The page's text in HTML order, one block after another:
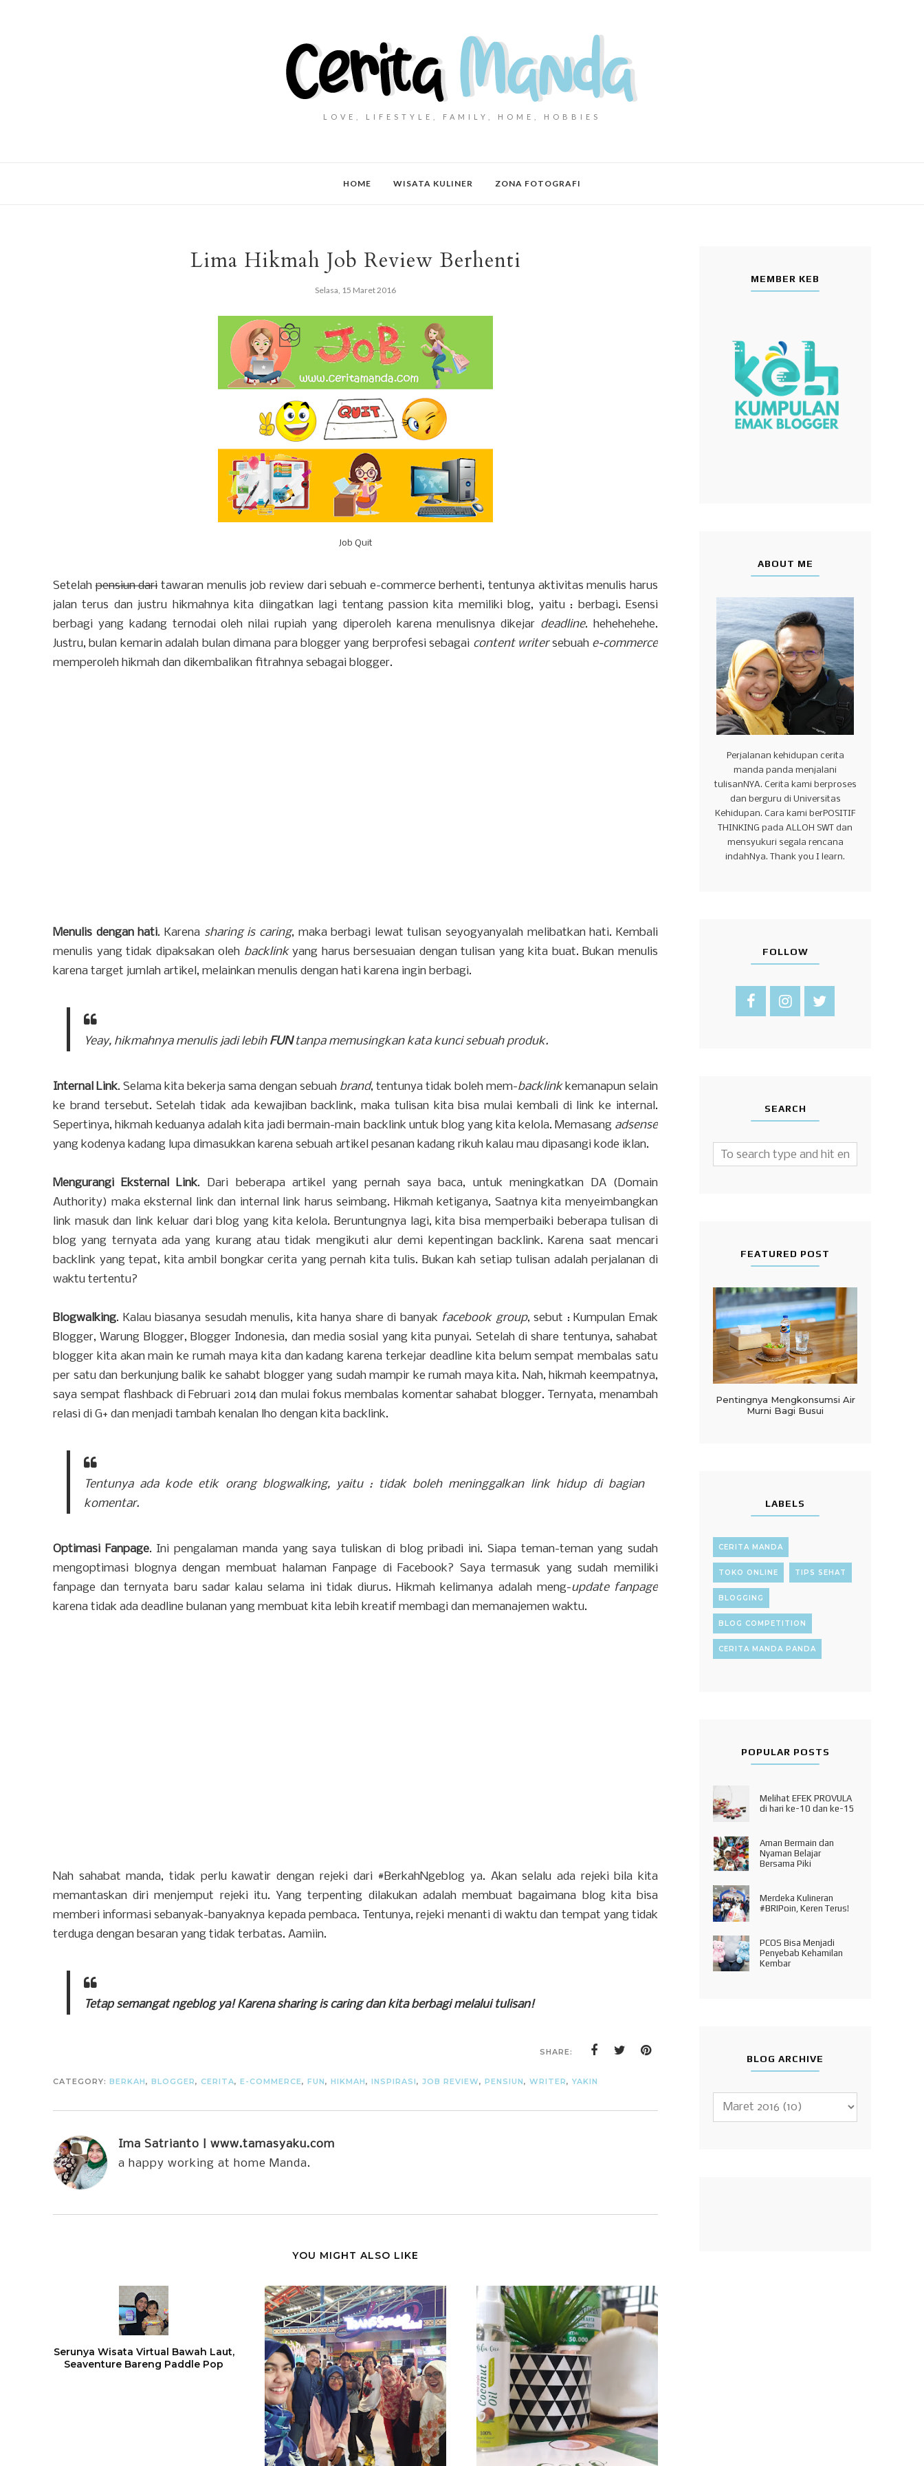
LOVE, LIFESTYLE, FAMILY, HOME, HOBBIES
HOME WISATA KULINER ZONA FOTOGRAFI
Lima Hikmah Job Review Berhenti
Selasa, 15 Maret 2016
Job Quit
Setelahpensiun daritawaran menulis job review dari sebuah e-commerce berhenti, tentunya aktivitas menulis harus
jalan terus dan justru hikmahnya kita diingatkan lagi tentang passion kita memiliki blog, yaitu : berbagi. Esensi
berbagi yang kadang ternodai oleh nilai rupiah yang diperoleh karena menulisnya dikejar deadline. hehehehehe.
Justru, bulan kemarin adalah bulan dimana para blogger yang berprofesi sebagai content writersebuah e-commerce
memperoleh hikmah dan dikembalikan fitrahnya sebagai blogger.
Menulis dengan hati. Karena sharing is caring, maka berbagi lewat tulisan seyogyanyalah melibatkan hati. Kembali
menulis yang tidak dipaksakan oleh backlinkyang harus bersesuaian dengan tulisan yang kita buat. Bukan menulis
karena target jumlah artikel, melainkan menulis dengan hati karena ingin berbagi.
Yeay, hikmahnya menulis jadi lebih FUNtanpa memusingkan kata kunci sebuah produk.
Internal Link. Selama kita bekerja sama dengan sebuah brand, tentunya tidak boleh mem-backlinkkemanapun selain
ke brand tersebut. Setelah tidak ada kewajiban backlink, maka tulisan kita bisa mulai kembali di link ke internal.
Sepertinya, hikmah keduanya adalah kita jadi bermain-main backlink untuk blog yang kita kelola. Memasang adsense
yang kodenya kadang lupa dimasukkan karena sebuah artikel pesanan kadang rikuh kalau mau dipasangi kode iklan.
Mengurangi Eksternal Link. Dari beberapa artikel yang pernah saya baca, untuk meningkatkan DA (Domain
Authority) maka eksternal link dan internal link harus seimbang. Hikmah ketiganya, Saatnya kita menyeimbangkan
link masuk dan link keluar dari blog yang kita kelola. Beruntungnya lagi, kita bisa memperbaiki beberapa tulisan di
blog yang ternyata ada yang kurang atau tidak mengikuti alur demi kepentingan backlink. Karena saat mencari
backlink yang tepat, kita ambil bongkar cerita yang pernah kita tulis. Bukan kah setiap tulisan adalah perjalanan di
waktu tertentu?
Blogwalking. Kalau biasanya sesudah menulis, kita hanya share di banyak facebook group, sebut : Kumpulan Emak
Blogger, Warung Blogger, Blogger Indonesia, dan media sosial yang kita punyai. Setelah di share tentunya, sahabat
blogger kita akan main ke rumah maya kita dan kadang karena terkejar deadline kita belum sempat membalas satu
per satu dan berkunjung balik ke sahabt blogger yang sudah mampir ke rumah maya kita. Nah, hikmah keempatnya,
saya sempat flashback di Februari 2014 dan mulai fokus membalas komentar sahabat blogger. Ternyata, menambah
relasi di G+ dan menjadi tambah kenalan lho dengan kita backlink.
Tentunya ada kode etik orang blogwalking, yaitu : tidak boleh meninggalkan link hidup di bagian
komentar.
Optimasi Fanpage. Ini pengalaman manda yang saya tuliskan di blog pribadi ini. Siapa teman-teman yang sudah
mengoptimasi blognya dengan membuat halaman Fanpage di Facebook? Saya termasuk yang sudah memiliki
fanpage dan ternyata baru sadar kalau selama ini tidak diurus. Hikmah kelimanya adalah meng-update fanpage
karena tidak ada deadline bulanan yang membuat kita lebih kreatif membagi dan memanajemen waktu.
Nah sahabat manda, tidak perlu kawatir dengan rejeki dari #BerkahNgeblog ya. Akan selalu ada rejeki bila kita
memantaskan diri menjemput rejeki itu. Yang terpenting dilakukan adalah membuat bagaimana blog kita bisa
memberi informasi sebanyak-banyaknya kepada pembaca. Tentunya, rejeki menanti di waktu dan tempat yang tidak
terduga dengan besaran yang tidak terbatas. Aamiin.
Tetap semangat ngeblog ya! Karena sharing is caring dan kita berbagi melalui tulisan!
SHARE:
CATEGORY: BERKAH, BLOGGER, CERITA, E-COMMERCE, FUN, HIKMAH, INSPIRASI, JOB REVIEW, PENSIUN, WRITER, YAKIN
Ima Satrianto | www.tamasyaku.com
a happy working at home Manda.
YOU MIGHT ALSO LIKE
Serunya Wisata Virtual Bawah Laut,
Seaventure Bareng Paddle Pop
MEMBER KEB
ABOUT ME
Perjalanan kehidupan cerita
manda panda menjalani
tulisanNYA. Cerita kami berproses
dan berguru di Universitas
Kehidupan. Cara kami berPOSITIF
THINKING pada ALLOH SWT dan
mensyukuri segala rencana
indahNya. Thank you I learn.
FOLLOW
SEARCH
FEATURED POST
Pentingnya Mengkonsumsi Air
Murni Bagi Busui
LABELS
CERITA MANDA
TOKO ONLINE TIPS SEHAT
BLOGGING
BLOG COMPETITION
CERITA MANDA PANDA
POPULAR POSTS
Melihat EFEK PROVULA
di hari ke-10 dan ke-15
Aman Bermain dan
Nyaman Belajar
Bersama Piki
Merdeka Kulineran
#BRIPoin, Keren Terus!
PCOS Bisa Menjadi
Penyebab Kehamilan
Kembar
BLOG ARCHIVE